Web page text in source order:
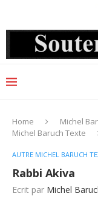
Home Michel
Michel Baruch Texte
AUTRE MICHEL BARUCH
Rabbi Akiva
Ecrit par Michel